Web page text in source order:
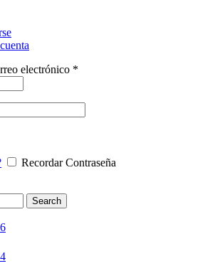
electrónico *
Recordar Contraseña
Search